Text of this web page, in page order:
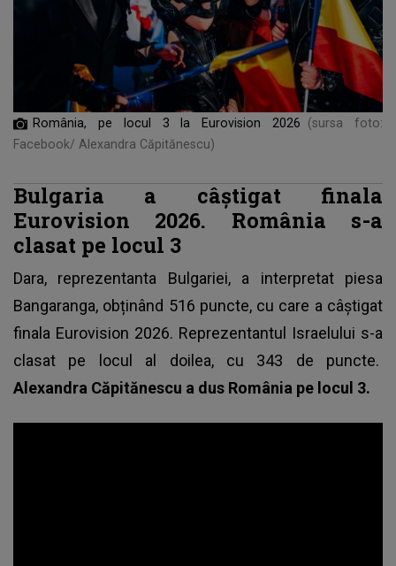
România, pe locul 3 la Eurovision 2026
(sursa foto:
Facebook/ Alexandra Căpitănescu)
Bulgaria a câștigat finala
Eurovision 2026. România s-a
clasat pe locul 3
Dara, reprezentanta Bulgariei, a interpretat piesa
Bangaranga, obținând 516 puncte, cu care a câștigat
finala Eurovision 2026. Reprezentantul Israelului s-a
clasat pe locul al doilea, cu 343 de puncte.
Alexandra Căpitănescu a dus România pe locul 3.